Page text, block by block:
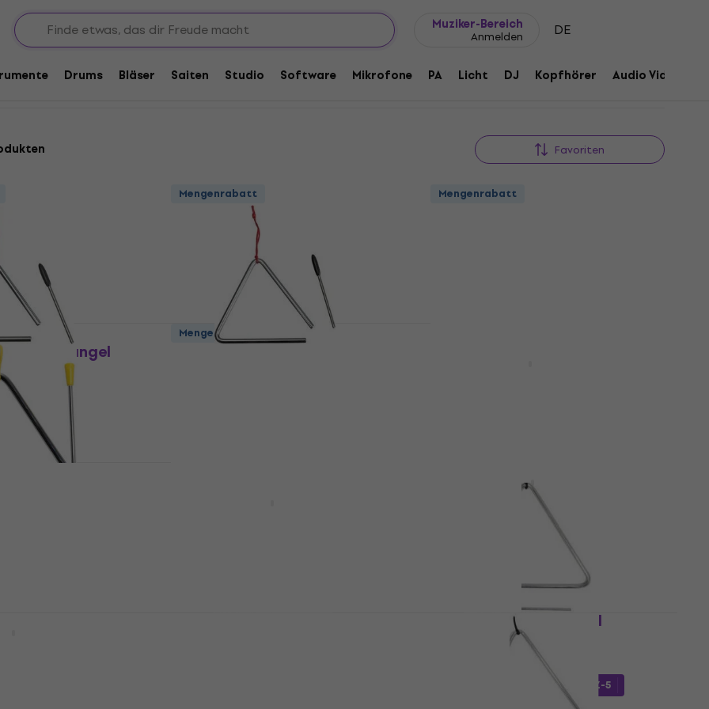
Muziker-Bereich
Anmelden DE
Drums Bläser Saiten Studio Software Mikrofone PA Licht DJ Kopfhörer Audio Video
Favoriten
Triangel
Mengenrabatt
Noicetone DP406P Triangel
Mengenrabatt
Mengenrabatt
GEWA 827520 Triangel
MUZMUZ-5